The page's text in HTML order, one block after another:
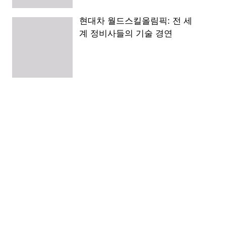
현대차 월드스킬올림픽: 전 세
계 정비사들의 기술 경연